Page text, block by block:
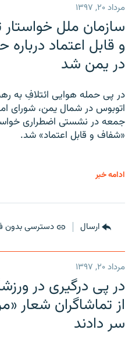
مرداد ۲۰, ۱۳۹۷
سازمان ملل
و قابل اعتماد
در یمن شد
در پی حمله هوایی ائتلافِ به
اتوبوس در شمال یمن، شورای
جمعه در نشستی اضطراری
«شفاف و قابل اعتماد» شد.
ادامه خبر
ارسال دسترسی بدون
مرداد ۲۰, ۱۳۹۷
در پی درگیری در
از تماشاگران شعار
سر دادند